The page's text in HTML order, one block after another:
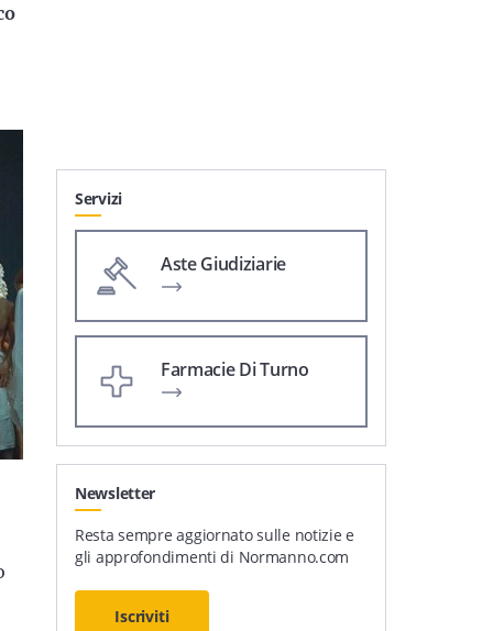
Servizi
Aste Giudiziarie
Farmacie Di Turno
Newsletter
Resta sempre aggiornato sulle notizie e
gli approfondimenti di Normanno.com
Iscriviti